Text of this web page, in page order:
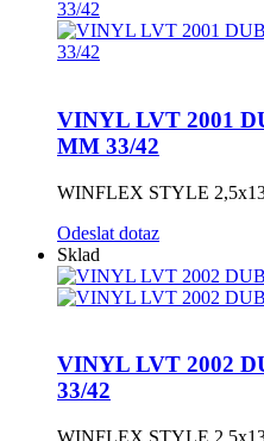
VINYL LVT 2001
MM 33/42
WINFLEX STYLE
Odeslat dotaz
Sklad
VINYL LVT 2002
33/42
WINFLEX STYLE